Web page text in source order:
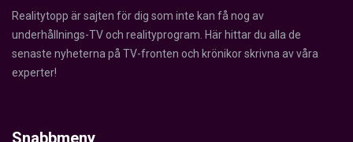
Realitytopp är sajten för dig som inte kan få nog av
underhållnings-TV och realityprogram. Här hittar du alla de
senaste nyheterna på TV-fronten och krönikor skrivna av våra
experter!